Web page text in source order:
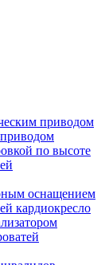
приводом
по высоте
оснащением
кардиокресло